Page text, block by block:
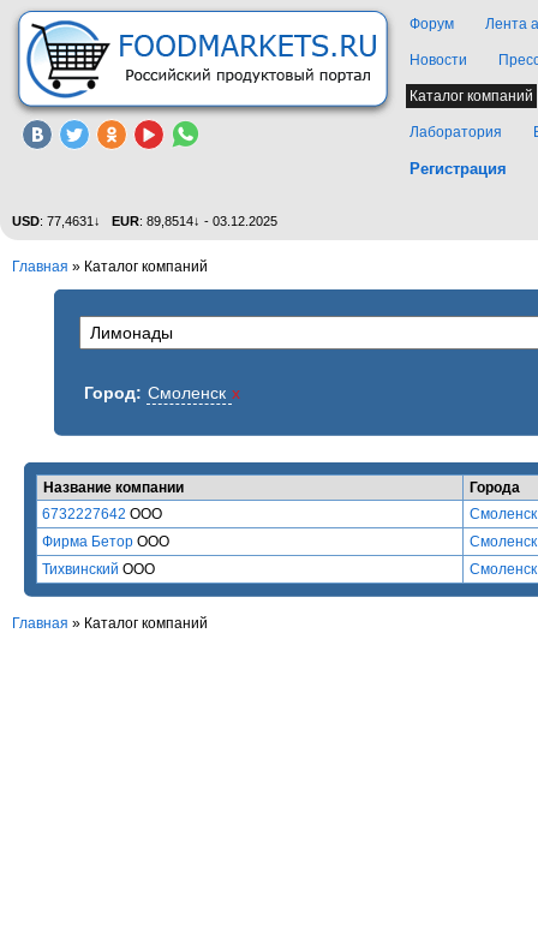
Форум Лента
Новости
Каталог компаний
Лаборатория
Регистрация
USD: 77,4631↓ EUR: 89,8514↓ - 03.12.2025
Главная » Каталог компаний
Город: Смоленск x
Название компании
Города
6732227642 ООО
Смоленск
Фирма Бетор ООО
Смоленск
Тихвинский ООО Смоленск
Главная » Каталог компаний